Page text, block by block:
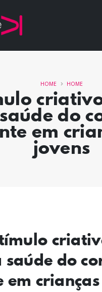
do
em
jovens
HOME HOME
saúde do
em